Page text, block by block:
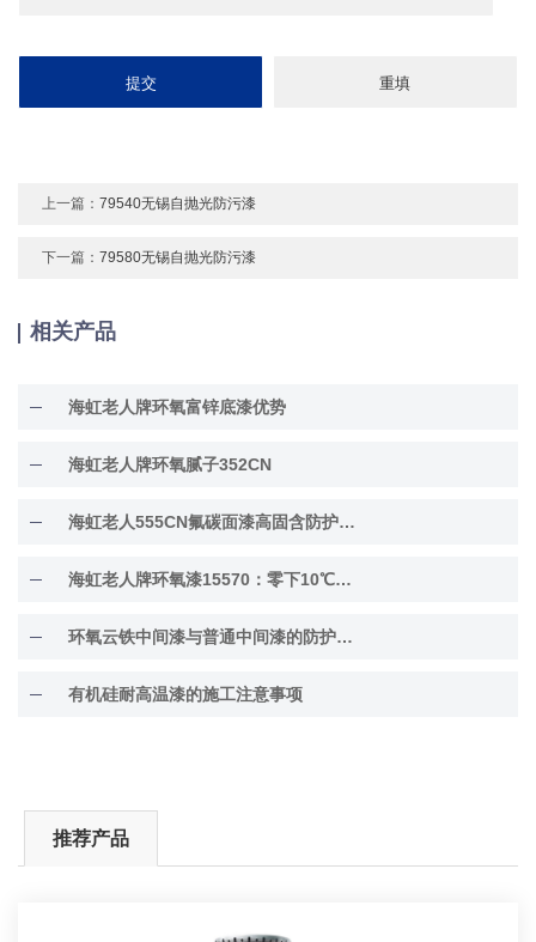
上一篇：79540无锡自抛光防污漆
下一篇：79580无锡自抛光防污漆
相关产品
海虹老人牌环氧富锌底漆优势
海虹老人牌环氧腻子352CN
海虹老人555CN氟碳面漆高固含防护面漆
海虹老人牌环氧漆15570：零下10℃低温固化
环氧云铁中间漆与普通中间漆的防护差异解析
有机硅耐高温漆的施工注意事项
推荐产品